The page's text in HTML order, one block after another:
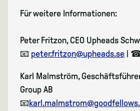
Für weitere Informationen:
Peter Fritzon, CEO Upheads
📧 peter.fritzon@upheads.se
Karl Malmström,
Group AB
📧